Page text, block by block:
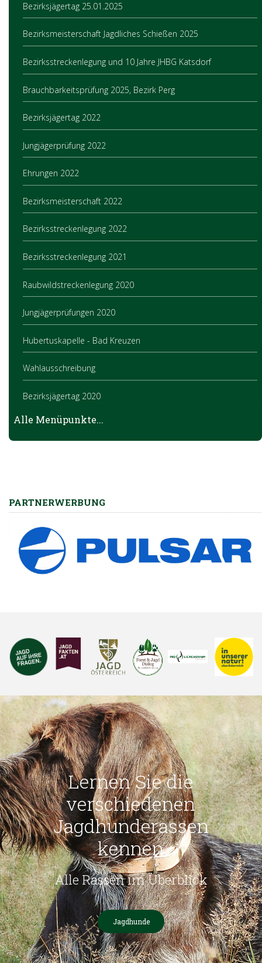
Bezirksjägertag 25.01.2025
Bezirksmeisterschaft Jagdliches Schießen 2025
Bezirksstreckenlegung und 10 Jahre JHBG Katsdorf
Brauchbarkeitsprüfung 2025, Bezirk Perg
Bezirksjägertag 2022
Jungjägerprüfung 2022
Ehrungen 2022
Bezirksmeisterschaft 2022
Bezirksstreckenlegung 2022
Bezirksstreckenlegung 2021
Raubwildstreckenlegung 2020
Jungjägerprüfungen 2020
Hubertuskapelle - Bad Kreuzen
Wahlausschreibung
Bezirksjägertag 2020
Jungjägerprüfung 2021
Alle Menüpunkte...
PARTNERWERBUNG
Lernen Sie die
verschiedenen
Jagdhunderassen
kennen
Alle Rassen im Überblick
Jagdhunde